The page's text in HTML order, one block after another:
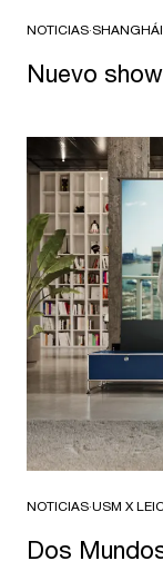
NOTICIAS·
Nuevo
NOTICIAS·USM X
Dos